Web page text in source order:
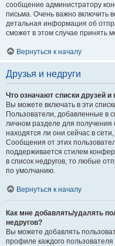
сообщение администратору
письма. Очень важно включить
детальная информация об
сможет в этом случае принять
Вернуться к началу
Друзья и недруги
Что означают списки друзей и
Вы можете включать в эти
Пользователи, добавленные в
личном разделе для
находятся ли они сейчас в
Сообщения от этих
поддерживается стилем
в список недругов, то любые
по умолчанию.
Вернуться к началу
Как мне добавлять/удалять
недругов?
Вы можете добавлять
профиле каждого пользователя